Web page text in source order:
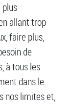
allant trop
faire plus,
de
à tous les
dans le
nos limites et,